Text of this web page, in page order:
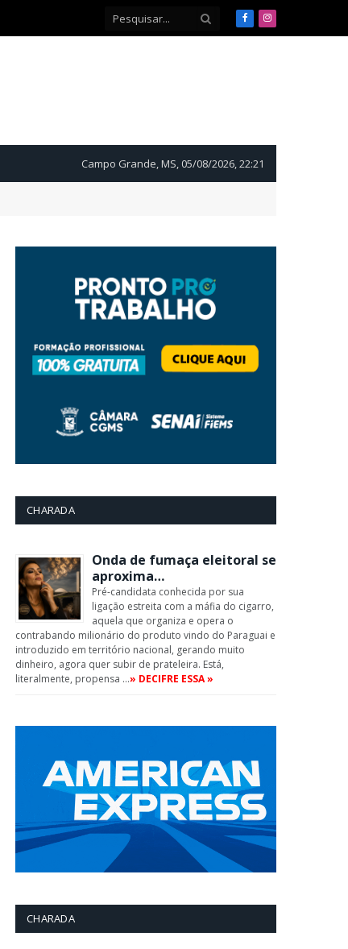
FacebookInstagram
Campo Grande, MS, 05/08/2026, 22:21
CHARADA
Onda de fumaça eleitoral se
aproxima…
Pré-candidata conhecida por sua
ligação estreita com a máfia do cigarro,
aquela que organiza e opera o
contrabando milionário do produto vindo do Paraguai e
introduzido em território nacional, gerando muito
dinheiro, agora quer subir de prateleira. Está,
literalmente, propensa …» DECIFRE ESSA »
CHARADA